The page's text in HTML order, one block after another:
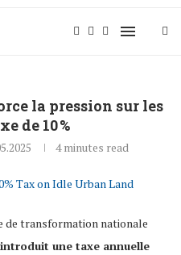
la pression sur les
de 10 %
4 minutes read
de transformation nationale
une taxe annuelle